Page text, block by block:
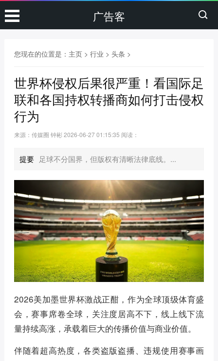
广告客
您现在的位置是： 主页> 行业 > 头条 >
世界杯侵权后果很严重！看国际足
联和各国持权转播商如何打击侵权
行为
来源：传媒圈 钟彬2026-06-27 01:15:35 阅读：
提要 足球不分国界，但版权有清晰法律底线。...
2026美加墨世界杯激战正酣，作为全球顶级体育盛
会，赛事席卷全球，关注度居高不下，线上线下流
量持续高涨，承载着巨大的传播价值与商业价值。
伴随着超高热度，各类盗版盗播、违规使用赛事画